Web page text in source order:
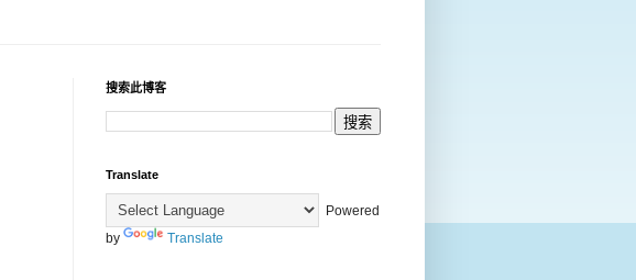
搜索此博客
Translate
Powered
by
Translate